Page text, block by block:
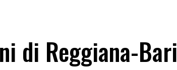
di Reggiana-Bari